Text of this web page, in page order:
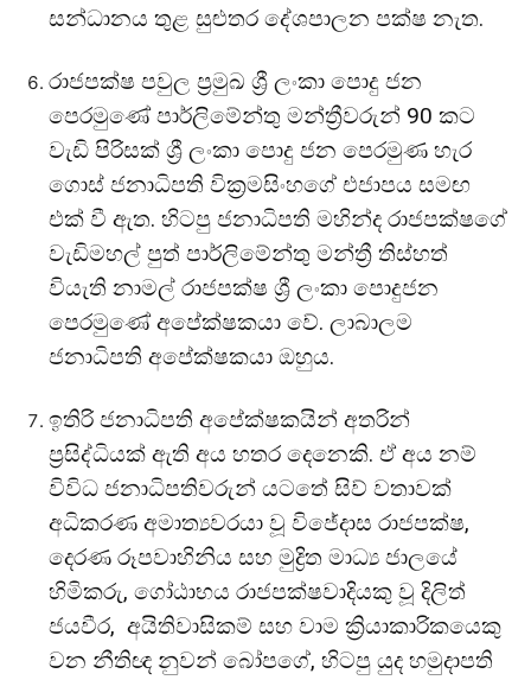
සන්ධානය තුළ සුළුතර දේශපාලන පක්ෂ නැත.
රාජපක්ෂ පවුල ප්‍රමුඛ ශ්‍රී ලංකා පොදු ජන
පෙරමුණේ පාර්ලිමේන්තු මන්ත්‍රීවරුන් 90 කට
වැඩි පිරිසක් ශ්‍රී ලංකා පොදු ජන පෙරමුණ හැර
ගොස් ජනාධිපති වික්‍රමසිංහගේ එජාපය සමඟ
එක් වී ඇත. හිටපු ජනාධිපති මහින්ද රාජපක්ෂගේ
වැඩිමහල් පුත් පාර්ලිමේන්තු මන්ත්‍රී තිස්හත්
වියැති නාමල් රාජපක්ෂ ශ්‍රී ලංකා පොදුජන
පෙරමුණේ අපේක්ෂකයා වේ. ලාබාලම
ජනාධිපති අපේක්ෂකයා ඔහුය.
ඉතිරි ජනාධිපති අපේක්ෂකයින් අතරින්
ප්‍රසිද්ධියක් ඇති අය හතර දෙනෙකි. ඒ අය නම්
විවිධ ජනාධිපතිවරුන් යටතේ සිව් වතාවක්
අධිකරණ අමාත්‍යවරයා වූ විජේදාස රාජපක්ෂ,
දෙරණ රූපවාහිනිය සහ මුද්‍රිත මාධ්‍ය ජාලයේ
හිමිකරු, ගෝඨාභය රාජපක්ෂවාදියකු වූ දිලිත්
ජයවීර, අයිතිවාසිකම් සහ වාම ක්‍රියාකාරිකයෙකු
වන නීතිඥ නුවන් බෝපගේ, හිටපු යුද හමුදාපති